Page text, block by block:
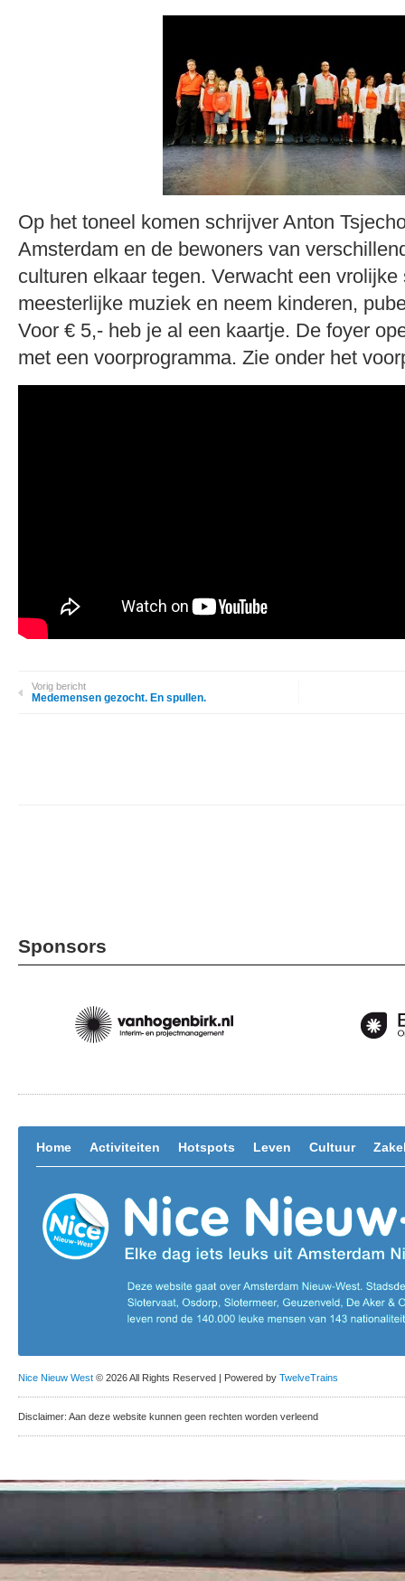
Op het toneel komen schrijver Anton
Amsterdam en de bewoners van
culturen elkaar tegen. Verwacht een vrolijke
meesterlijke muziek en neem kinderen,
Voor € 5,- heb je al een kaartje. De foyer
met een voorprogramma. Zie onder het
Vorig bericht
Medemensen gezocht. En spullen.
Sponsors
Home Activiteiten Hotspots Leven Cultuur
Nice Nieuw West © 2026 All Rights Reserved | Powered by TwelveTrains
Disclaimer: Aan deze website kunnen geen rechten worden verleend